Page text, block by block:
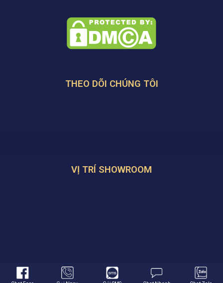
THEO DÕI CHÚNG TÔI
VỊ TRÍ SHOWROOM